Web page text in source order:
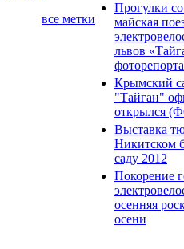
все метки
Прогулки
майская
львов
Крымский
"Тайган"
открылся
Выставка
Никитском
саду 2012
Покорение
осенняя
осени